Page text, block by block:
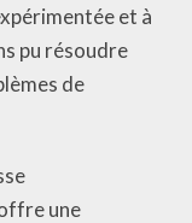
et à
pu résoudre
de
une